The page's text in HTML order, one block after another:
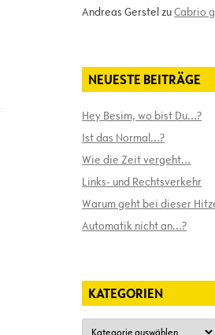
Andreas GerstelzuCabrio
NEUESTE BEITRÄGE
Hey Besim, wo bist Du…?
Ist das Normal…?
Wie die Zeit vergeht…
Links- und Rechtsverkehr
Warum geht bei dieser
Automatik nicht an…?
KATEGORIEN
Kategorien